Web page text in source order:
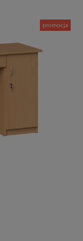
promocja